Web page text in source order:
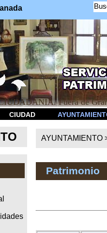
Fuera de
CIUDAD
AYUNTAMIENTO
Patrimonio